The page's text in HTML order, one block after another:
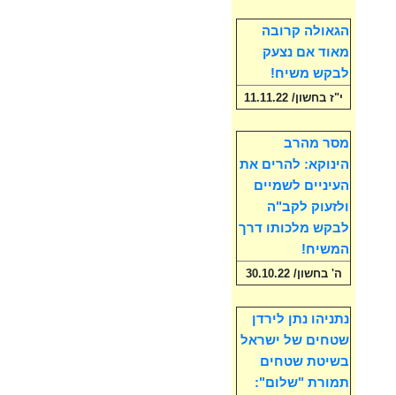
הגאולה קרובה
מאוד אם נצעק
לבקש משיח!
י"ז בחשון/ 11.11.22
מסר מהרב
הינוקא: להרים את
העיניים לשמיים
ולזעוק לקב"ה
לבקש מלכותו דרך
המשיח!
ה' בחשון/ 30.10.22
נתניהו נתן לירדן
שטחים של ישראל
בשיטת שטחים
תמורת "שלום":